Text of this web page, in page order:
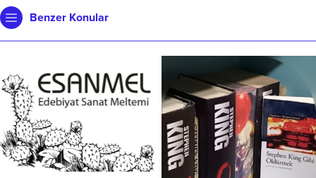
Benzer Konular